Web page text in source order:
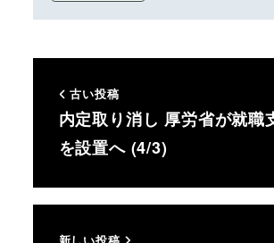
古い投稿
内定取り消し 厚労省が就職
を設置へ (4/3)